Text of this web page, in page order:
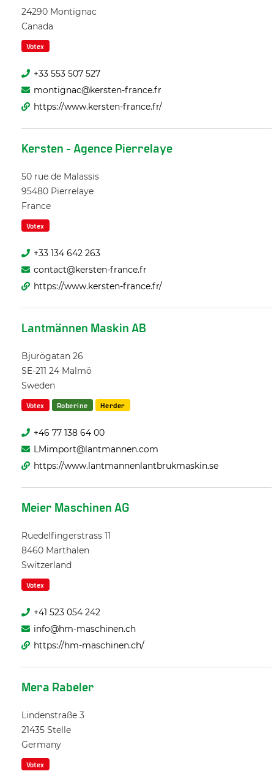
24290 Montignac
Canada
Votex
+33 553 507 527
montignac@kersten-france.fr
https://www.kersten-france.fr/
Kersten - Agence Pierrelaye
50 rue de Malassis
95480 Pierrelaye
France
Votex
+33 134 642 263
contact@kersten-france.fr
https://www.kersten-france.fr/
Lantmännen Maskin AB
Bjurögatan 26
SE-211 24 Malmö
Sweden
Votex Roberine Herder
+46 77 138 64 00
LMimport@lantmannen.com
https://www.lantmannenlantbrukmaskin.se
Meier Maschinen AG
Ruedelfingerstrass 11
8460 Marthalen
Switzerland
Votex
+41 523 054 242
info@hm-maschinen.ch
https://hm-maschinen.ch/
Mera Rabeler
Lindenstraße 3
21435 Stelle
Germany
Votex